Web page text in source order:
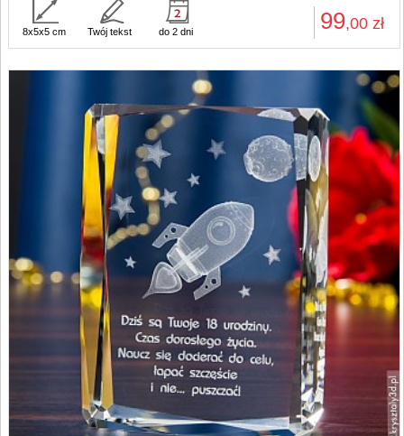
99,00 zł
8x5x5 cm Twój tekst do 2 dni